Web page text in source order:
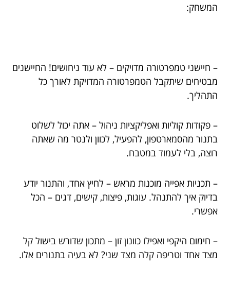
המשחק:
– חיישני טמפרטורה מדויקים – לא עוד ניחושים! החיישנים
מבטיחים שיתקבל הטמפרטורה המדויקת לאורך כל
התהליך.
– פקודות קוליות ואפליקציות ניהול – אתה יכול לשלוט
בתנור מהסמארטפון, להפעיל, לכוון ולנטר מה שאתה
רוצה, בלי לעמוד במטבח.
– תכניות אפייה מוכנות מראש – לחיץ אחד, והתנור יודע
בדיוק איך להתנהל. עוגות, פיצות, קישים, דגים – הכל
אפשרי.
– חימום היקפי ואפילו כוונון זון – מתכון שדורש בישול קל
מצד אחד וטריפה קלה מצד שני? לא בעיה בתנורים אלו.